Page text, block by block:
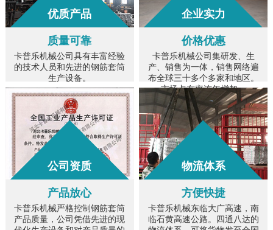
优质产品
质量可靠
卡普乐机械公司具有丰富经验
的技术人员和先进的钢筋套筒
生产设备。
企业实力
价格优惠
卡普乐机械公司集研发、生
产、销售为一体，销售网络遍
布全球三十多个多家和地区。
市场占有率连年增加。
公司资质
产品放心
卡普乐机械严格控制钢筋套筒
产品质量，公司凭借先进的现
物流体系
方便快捷
卡普乐机械东临大广高速，南
临石黄高速公路。四通八达的